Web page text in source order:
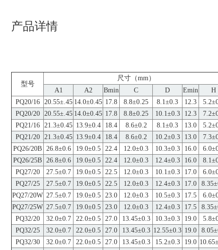
产品详情
型号
尺寸（mm）
A1
A2 Bmin C D Emin
H
PQ20/16
20.55±.45 14.0±0.45 17.8 8.8±0.25 8.1±0.3 12.3
PQ20/20
20.55±.45 14.0±0.45 17.8 8.8±0.25 10.1±0.3 12.3
PQ21/16
21.3±0.45 13.9±0.4 18.4 8.6±0.2 8.1±0.3 13.0
PQ21/20
21.3±0.45 13.9±0.4 18.4 8.6±0.2 10.2±0.3 13.0
PQ26/20B
26.8±0.6 19.0±0.5 22.4 12.0±0.3 10.3±0.3 16.0
PQ26/25B
26.8±0.6 19.0±0.5 22.4 12.0±0.3 12.4±0.3 16.0
PQ27/20
27.5±0.7 19.0±0.5 22.5 12.0±0.3 10.1±0.3 17.0
PQ27/25
27.5±0.7 19.0±0.5 22.5 12.0±0.3 12.4±0.3 17.0
PQ27/20W 27.5±0.7 19.0±0.5 23.0 12.0±0.3 10.5±0.3 17.5
PQ27/25W 27.5±0.7 19.0±0.5 23.0 12.0±0.3 12.4±0.3 17.5
PQ32/20
32.0±0.7 22.0±0.5 27.0 13.45±0.3 10.3±0.3 19.0
PQ32/25
32.0±0.7 22.0±0.5 27.0 13.45±0.3 12.55±0.3 19.0
PQ32/30
32.0±0.7 22.0±0.5 27.0 13.45±0.3 15.2±0.3 19.0